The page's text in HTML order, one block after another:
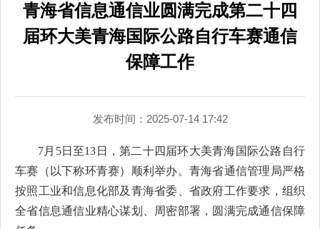
青海省信息通信业圆满完成第二十四
届环大美青海国际公路自行车赛通信
保障工作
发布时间：2025-07-14 17:42
7月5日至13日，第二十四届环大美青海国际公路自行
车赛（以下称环青赛）顺利举办。青海省通信管理局严格
按照工业和信息化部及青海省委、省政府工作要求，组织
全省信息通信业精心谋划、周密部署，圆满完成通信保障